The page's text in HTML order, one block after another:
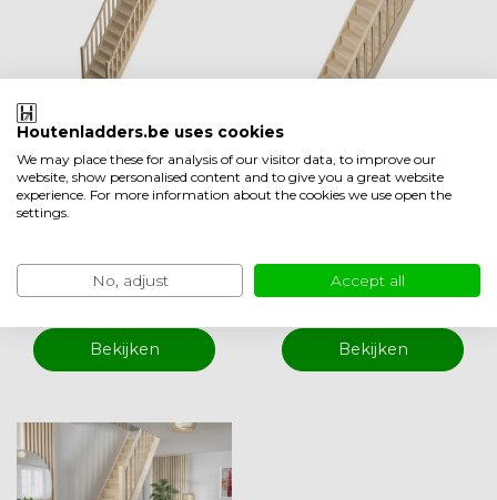
Tradi Eco vaste tra
p recht vuren - 80
cm
EUR 625,00
Bekijken
Tradi Eco vuren ex
tra leuning
EUR 265,00
Bekijken
Houtenladders.be uses cookies
We may place these for analysis of our visitor data, to improve our
website, show personalised content and to give you a great website
experience. For more information about the cookies we use open the
settings.
No, adjust Accept all